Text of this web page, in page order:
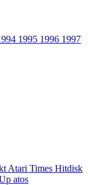
1995 1996 1997
Atari Times Hitdisk
atos